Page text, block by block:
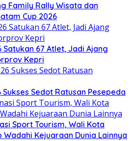
Family Rally Wisata dan
Cup 2026
67 Atlet, Jadi Ajang
Kepri
Sukses Sedot Ratusan Pesepeda
Sport Tourism, Wali Kota
Kejuaraan Dunia Lainnya